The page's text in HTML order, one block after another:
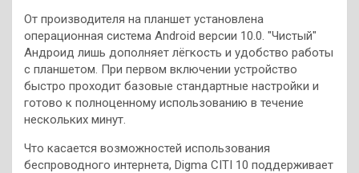
От производителя на планшет установлена
операционная система Android версии 10.0. "Чистый"
Андроид лишь дополняет лёгкость и удобство работы
с планшетом. При первом включении устройство
быстро проходит базовые стандартные настройки и
готово к полноценному использованию в течение
нескольких минут.
Что касается возможностей использования
беспроводного интернета, Digma CITI 10 поддерживает